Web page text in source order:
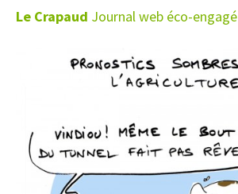
Le Crapaud Journal web éco-engagé